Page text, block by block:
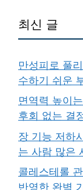
최신 글
만성피로 풀
수하기 쉬운
면역력 높이
후회 없는 결
장 기능 저하
는 사람 많은
콜레스테롤
반영한 완벽